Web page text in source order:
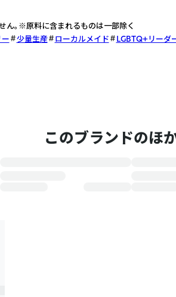
ん。※原料に含まれるものは一部除く
少量生産 ローカルメイド LGBTQ+リーダ
このブランドのほ